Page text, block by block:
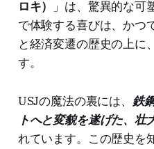
ロキ）
」は、驚異的な可
で体験する喜びは、かつ
と経済変遷の歴史の上に
す。
USJの魔法の裏には、 鉄
トへと変貌を遂げた、壮
れています。この歴史を